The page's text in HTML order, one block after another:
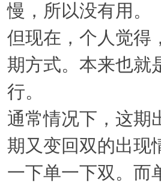
慢，所以没有用。
但现在，个人觉得
期方式。本来也就
行。
通常情况下，这期
期又变回双的出现
一下单一下双。而